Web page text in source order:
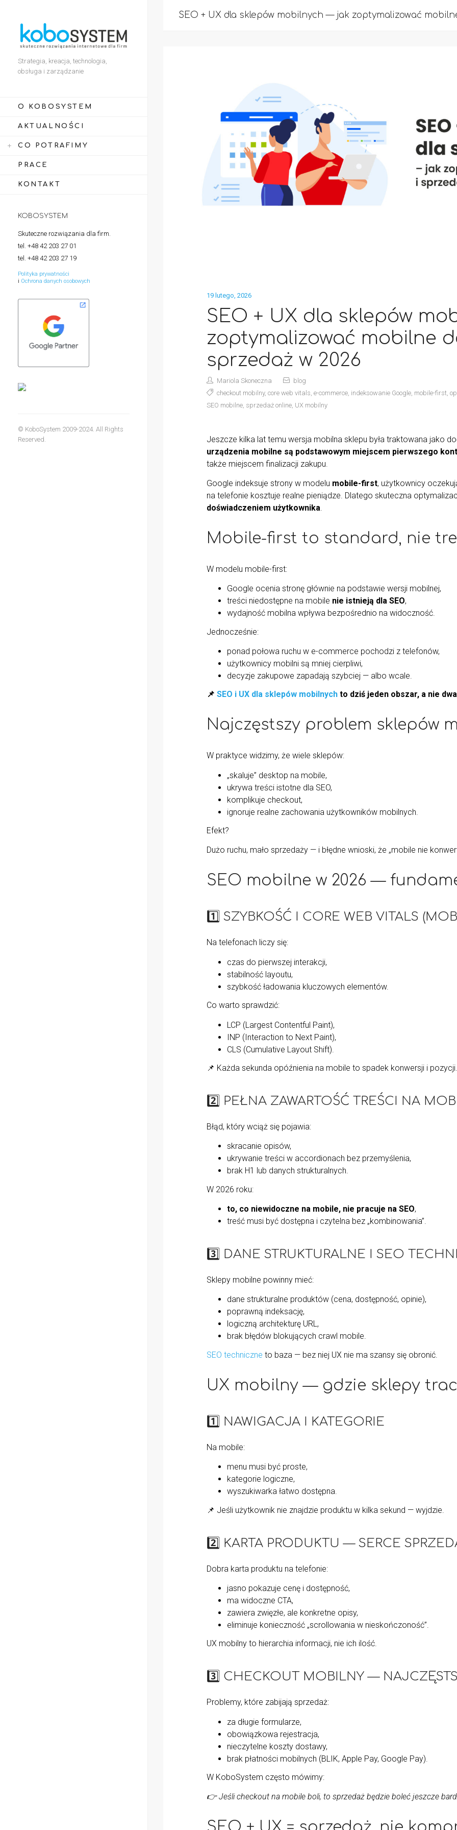
Strategia, kreacja, technologia,
obsługa i zarządzanie
O KOBOSYSTEM
AKTUALNOŚCI
CO POTRAFIMY
PRACE
KONTAKT
KOBOSYSTEM
Skuteczne rozwiązania dla firm.
tel. +48 42 203 27 01
tel. +48 42 203 27 19
Polityka prywatności
i Ochrona danych osobowych
© KoboSystem 2009-2024. All Rights
Reserved.
SEO + UX dla sklepów mobilnych — jak zoptymalizować
19 lutego, 2026
SEO + UX dla sklepów
zoptymalizować mobilne
sprzedaż w 2026
Mariola Skoneczna
blog
checkout mobilny, core web vitals, e-commerce, indeksowanie Google, mobile-first,
SEO mobilne, sprzedaż online, UX mobilny
Jeszcze kilka lat temu wersja mobilna sklepu była traktowana jako
urządzenia mobilne są podstawowym miejscem pierwszego
także miejscem finalizacji zakupu.
Google indeksuje strony w modelu mobile-first, użytkownicy
na telefonie kosztuje realne pieniądze. Dlatego skuteczna
doświadczeniem użytkownika.
Mobile-first to standard, nie
W modelu mobile-first:
Google ocenia stronę głównie na podstawie wersji mobilnej,
treści niedostępne na mobile nie istnieją dla SEO,
wydajność mobilna wpływa bezpośrednio na widoczność.
Jednocześnie:
ponad połowa ruchu w e-commerce pochodzi z telefonów,
użytkownicy mobilni są mniej cierpliwi,
decyzje zakupowe zapadają szybciej — albo wcale.
📌 SEO i UX dla sklepów mobilnych to dziś jeden obszar, a nie
Najczęstszy problem sklepów
W praktyce widzimy, że wiele sklepów:
„skaluje” desktop na mobile,
ukrywa treści istotne dla SEO,
komplikuje checkout,
ignoruje realne zachowania użytkowników mobilnych.
Efekt?
Dużo ruchu, mało sprzedaży — i błędne wnioski, że „mobile nie
SEO mobilne w 2026 —
1️⃣ SZYBKOŚĆ I CORE WEB VITALS
Na telefonach liczy się:
czas do pierwszej interakcji,
stabilność layoutu,
szybkość ładowania kluczowych elementów.
Co warto sprawdzić:
LCP (Largest Contentful Paint),
INP (Interaction to Next Paint),
CLS (Cumulative Layout Shift).
📌 Każda sekunda opóźnienia na mobile to spadek konwersji i pozycji.
2️⃣ PEŁNA ZAWARTOŚĆ TREŚCI NA
Błąd, który wciąż się pojawia:
skracanie opisów,
ukrywanie treści w accordionach bez przemyślenia,
brak H1 lub danych strukturalnych.
W 2026 roku:
to, co niewidoczne na mobile, nie pracuje na SEO,
treść musi być dostępna i czytelna bez „kombinowania”.
3️⃣ DANE STRUKTURALNE I SEO
Sklepy mobilne powinny mieć:
dane strukturalne produktów (cena, dostępność, opinie),
poprawną indeksację,
logiczną architekturę URL,
brak błędów blokujących crawl mobile.
SEO techniczne to baza — bez niej UX nie ma szansy się obronić.
UX mobilny — gdzie sklepy
1️⃣ NAWIGACJA I KATEGORIE
Na mobile:
menu musi być proste,
kategorie logiczne,
wyszukiwarka łatwo dostępna.
📌 Jeśli użytkownik nie znajdzie produktu w kilka sekund — wyjdzie.
2️⃣ KARTA PRODUKTU — SERCE
Dobra karta produktu na telefonie:
jasno pokazuje cenę i dostępność,
ma widoczne CTA,
zawiera zwięzłe, ale konkretne opisy,
eliminuje konieczność „scrollowania w nieskończoność”.
UX mobilny to hierarchia informacji, nie ich ilość.
3️⃣ CHECKOUT MOBILNY —
Problemy, które zabijają sprzedaż:
za długie formularze,
obowiązkowa rejestracja,
nieczytelne koszty dostawy,
brak płatności mobilnych (BLIK, Apple Pay, Google Pay).
W KoboSystem często mówimy:
👉 Jeśli checkout na mobile boli, to sprzedaż będzie boleć jeszcze